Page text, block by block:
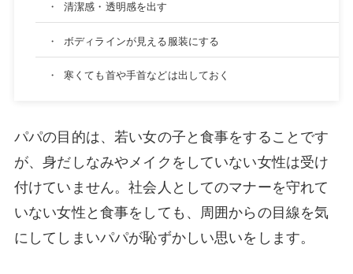
・ 清潔感・透明感を出す
・ ボディラインが見える服装にする
・ 寒くても首や手首などは出しておく
パパの目的は、若い女の子と食事をすることです
が、身だしなみやメイクをしていない女性は受け
付けていません。社会人としてのマナーを守れて
いない女性と食事をしても、周囲からの目線を気
にしてしまいパパが恥ずかしい思いをします。